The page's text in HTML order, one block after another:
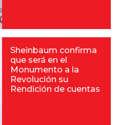
Sheinbaum confirma
que será en el
Monumento a la
Revolución su
Rendición de cuentas